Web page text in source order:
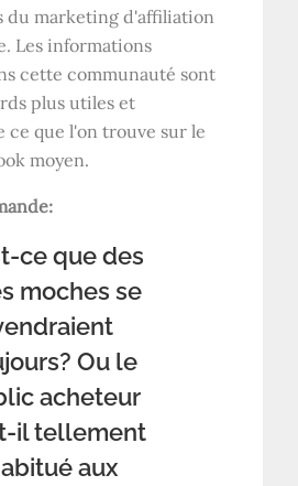
du marketing d'affiliation
Les informations
cette communauté sont
plus utiles et
ce que l'on trouve sur le
moyen.
ce que des
moches se
Ou le
acheteur
il tellement
aux